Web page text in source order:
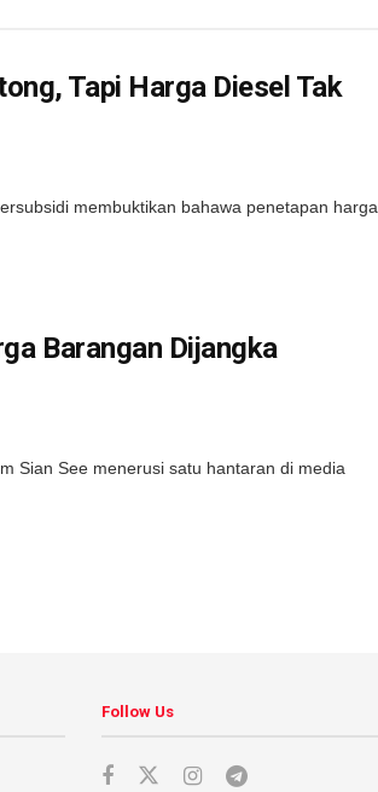
Tapi Harga Diesel Tak
membuktikan bahawa penetapan harga
Barangan Dijangka
Sian See menerusi satu hantaran di media
Follow Us